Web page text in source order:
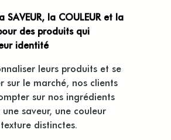
SAVEUR, la COULEUR et la
des produits qui
identité
leurs produits et se
sur le marché, nos clients
sur nos ingrédients
saveur, une couleur
distinctes.